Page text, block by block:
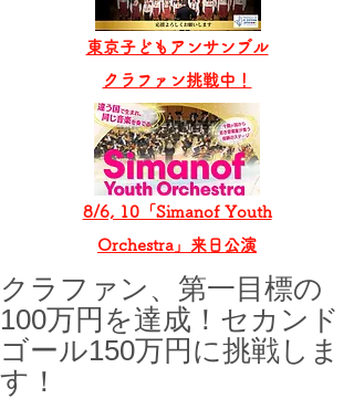
8/6, 10「Simanof Youth
Orchestra」来日公演
東京子どもアンサンブル
​クラファン挑戦中！
クラファン、第一目標の
100万円を達成！セカンド
ゴール150万円に挑戦しま
す！